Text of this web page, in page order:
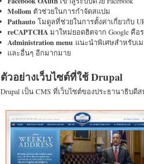
Mollom ตัวช่วยในการกำจัดสแปม
Pathautoโมดูลที่ช่วยในการตั้งค่าเกี่ยวกับ
reCAPTCHA มาใหม่ยอดฮิตจาก Google คื
Administration menu แนะนำพิเศษสำหรับเ
และอื่นๆ อีกมากมาย
ตัวอย่างเว็บไซต์ที่ใช้ Drupal
Drupal เป็น CMS ที่เว็บไซต์ของประธานาธิบดีส